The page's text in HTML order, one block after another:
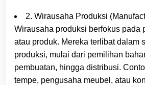
2. Wirausaha Produksi
Wirausaha produksi berfokus pada
atau produk. Mereka terlibat dalam
produksi, mulai dari pemilihan
pembuatan, hingga distribusi.
tempe, pengusaha meubel, atau